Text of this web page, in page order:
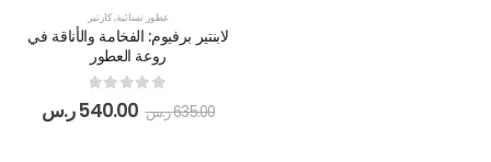
عطور نسائية,كارتير
لابنتير برفيوم: الفخامة والأناقة في
روعة العطور
635.00ر.س 540.00ر.س